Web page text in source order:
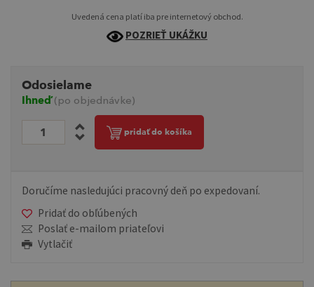
Uvedená cena platí iba pre internetový obchod.
POZRIEŤ UKÁŽKU
Odosielame
Ihneď(po objednávke)
pridať do košíka
Doručíme nasledujúci pracovný deň po expedovaní.
Pridať do obľúbených
Poslať e-mailom priateľovi
Vytlačiť